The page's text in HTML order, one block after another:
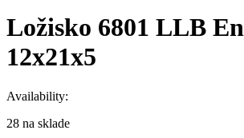
Ložisko 6801 LLB
12x21x5
Availability:
28 na sklade